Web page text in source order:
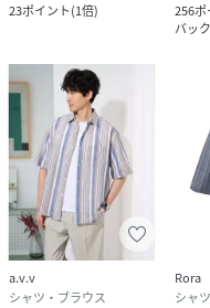
≪お気に入り登録機能の
■商品のお気に入り登録
再入荷通知や値下げ等
す。
----------------
※商品画像は、光の当た
より実際の色味と異な
商品の色味の目安は商品
23ポイント(1倍)
256ポ
バック
a.v.v
シャツ・ブラウス
Rora
シャ